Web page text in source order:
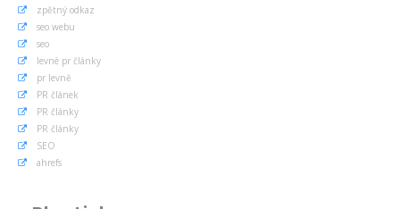
zpětný odkaz
seo webu
seo
levné pr články
pr levně
PR článek
PR články
PR články
SEO
ahrefs